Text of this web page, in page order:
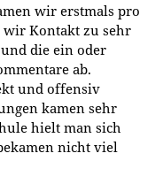
wir erstmals pro
wir Kontakt zu sehr
die ein oder
ab.
und offensiv
kamen sehr
hielt man sich
nicht viel